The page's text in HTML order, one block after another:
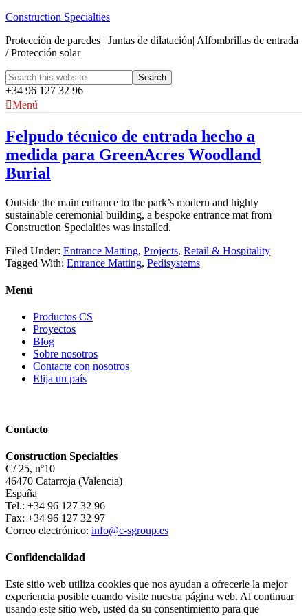
Construction Specialties
Protección de paredes | Juntas de dilatación| Alfombrillas de entrada
/ Protección solar
+34 96 127 32 96
Menú
Felpudo técnico de entrada hecho a
medida para GreenAcres Woodland
Burial
Outside the main entrance to the park’s modern and highly
sustainable ceremonial building, a bespoke entrance mat from
Construction Specialties was installed.
Filed Under: Entrance Matting, Projects, Retail & Hospitality
Tagged With: Entrance Matting, Pedisystems
Menú
Productos CS
Proyectos
Blog
Sobre nosotros
Contacte con nosotros
Elija un país
Contacto
Construction Specialties
C/ 25, nº10
46470 Catarroja (Valencia)
España
Tel.: +34 96 127 32 96
Fax: +34 96 127 32 97
Correo electrónico: info@c-sgroup.es
Confidencialidad
Este sitio web utiliza cookies que nos ayudan a ofrecerle la mejor
experiencia posible cuando visite nuestra página web. Al continuar
usando este sitio web, usted da su consentimiento para que